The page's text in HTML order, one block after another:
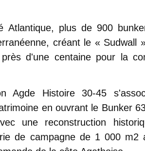
Atlantique, plus de 900
créant le « Sudwall
d'une centaine pour la
Agde Histoire 30-45
en ouvrant le Bunker
une reconstruction
de campagne de 1 000 m2